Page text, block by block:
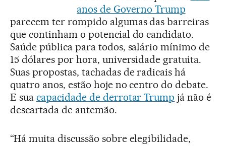
anos de Governo Trump
parecem ter rompido algumas das barreiras
que continham o potencial do candidato.
Saúde pública para todos, salário mínimo de
15 dólares por hora, universidade gratuita.
Suas propostas, tachadas de radicais há
quatro anos, estão hoje no centro do debate.
E sua capacidade de derrotar Trump já não é
descartada de antemão.
“Há muita discussão sobre elegibilidade,